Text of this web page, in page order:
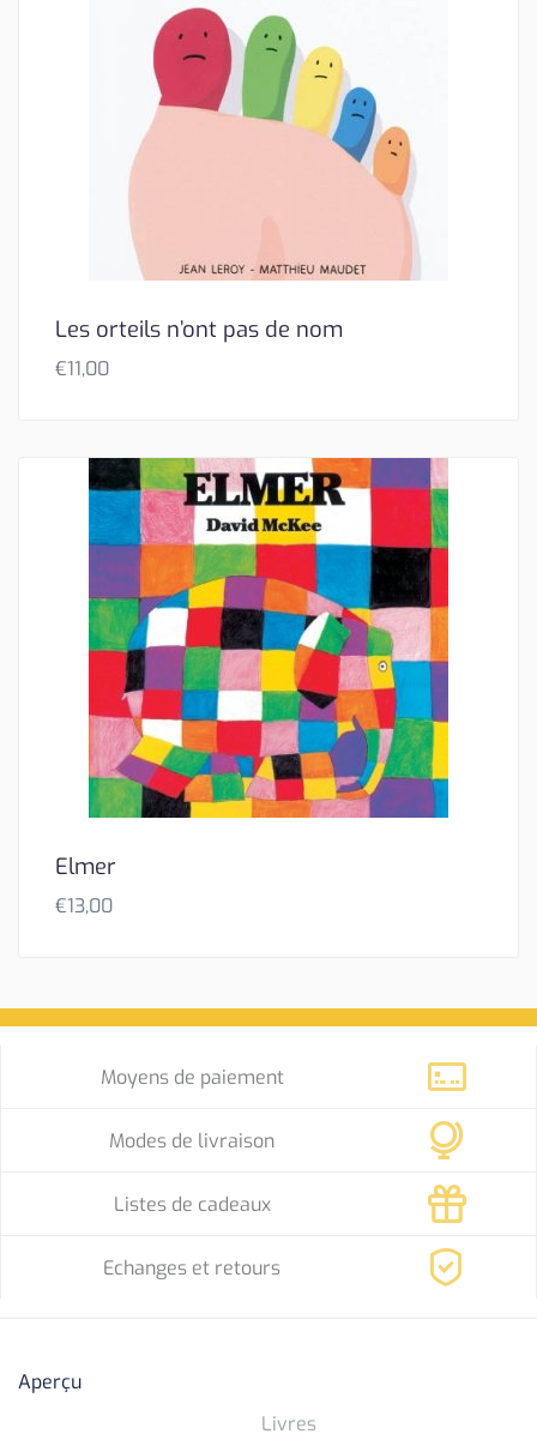
Les orteils n’ont pas de nom
€11,00
Elmer
€13,00
Moyens de paiement
Modes de livraison
Listes de cadeaux
Echanges et retours
Aperçu
Livres